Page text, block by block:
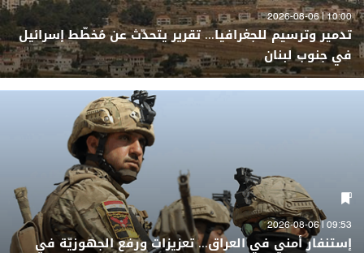
10:00 | 2026-08-06
تدمير وترسيم للجغرافيا... تقرير يتحدّث عن مُخطّط إسرائيل
في جنوب لبنان
09:53 | 2026-08-06
إستنفار أمني في العراق... تعزيزات ورفع الجهوزيّة في